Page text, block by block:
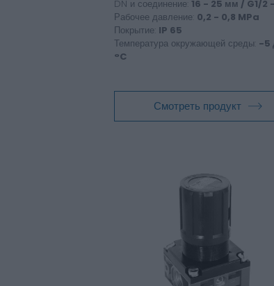
DN и соединение: 16 - 25 мм / G1/2
Рабочее давление: 0,2 - 0,8 MPa
Покрытие: IP 65
Температура окружающей среды: -5
°C
Смотреть продукт